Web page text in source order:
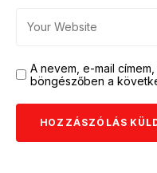
A nevem, e-mail
böngészőben a